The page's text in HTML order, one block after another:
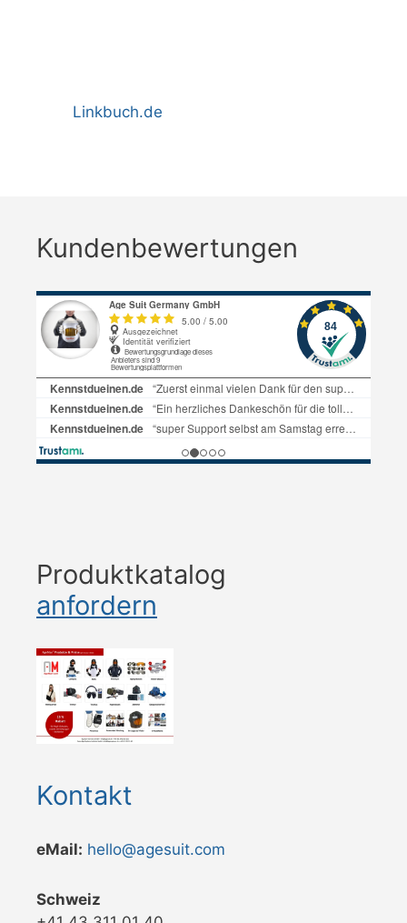
Linkbuch.de
Kundenbewertungen
Produktkatalog
anfordern
Kontakt
eMail: hello@agesuit.com
Schweiz